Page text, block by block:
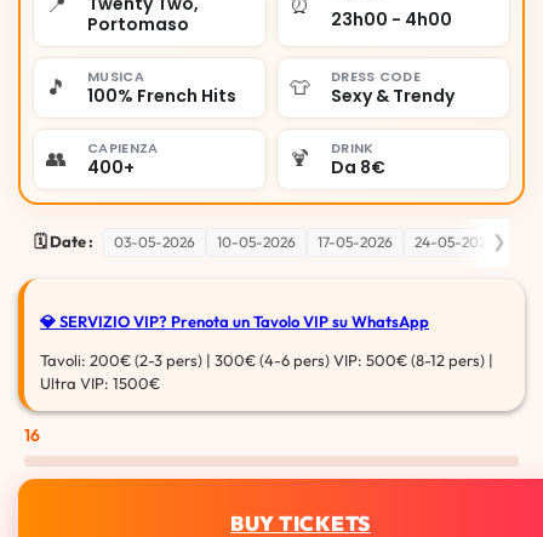
Portomaso
23h00 - 4h00
🎵 MUSICA
100% French Hits 👕 DRESS CODE
Sexy & Trendy
👥 CAPIENZA
400+ 🍹 DRINK
Da 8€
🗓️ Date : 03-05-2026 10-05-2026 17-05-2026 24-05-2026 ❯
💎 SERVIZIO VIP? Prenota un Tavolo VIP su WhatsApp
Tavoli: 200€ (2-3 pers) | 300€ (4-6 pers) VIP: 500€ (8-12 pers) |
Ultra VIP: 1500€
16
BUY TICKETS